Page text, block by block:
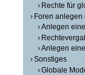
Rechte für
Foren anlegen
Anlegen
Anlegen
Sonstiges
Globale